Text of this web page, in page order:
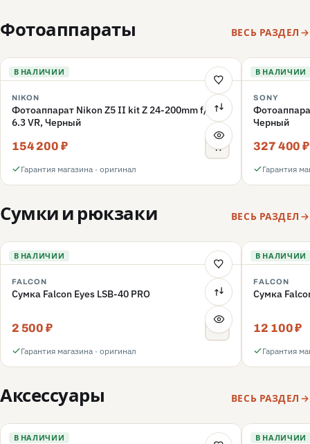
Фотоаппараты ВЕСЬ РАЗДЕЛ
В НАЛИЧИИ
NIKON
Фотоаппарат Nikon Z5 II kit Z 24-200mm f/4-
6.3 VR, Черный
154 200 ₽
Гарантия магазина · оригинал
В НАЛИЧИИ
SONY
Черный
327 400 ₽
Гарантия
Сумки и рюкзаки ВЕСЬ РАЗДЕЛ
В НАЛИЧИИ
FALCON
Сумка Falcon Eyes LSB-40 PRO
2 500 ₽
Гарантия магазина · оригинал
В НАЛИЧИИ
FALCON
Сумка
12 100 ₽
Гарантия
Аксессуары ВЕСЬ РАЗДЕЛ
В НАЛИЧИИ В НАЛИЧИИ